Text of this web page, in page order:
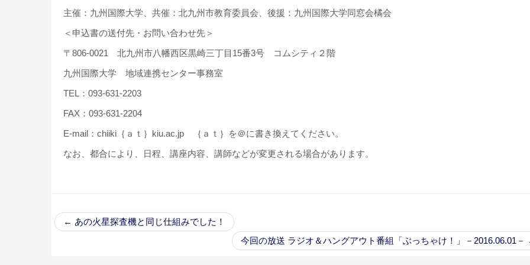
主催：九州国際大学、共催：北九州市教育委員会、後援：九州国際大学同窓会橘会
＜申込書の送付先・お問い合わせ先＞
〒806-0021 北九州市八幡西区黒崎三丁目15番3号 コムシティ２階
九州国際大学 地域連携センター事務室
TEL：093-631-2203
FAX：093-631-2204
E-mail：chiiki｛ａｔ｝kiu.ac.jp ｛ａｔ｝を＠に書き換えてください。
なお、都合により、日程、講座内容、講師などが変更される場合があります。
← あの火星探査機と同じ仕組みでした！
今回の放送 ラジオ＆ハングアウト番組「ぶっちゃけ！」－2016.06.01－